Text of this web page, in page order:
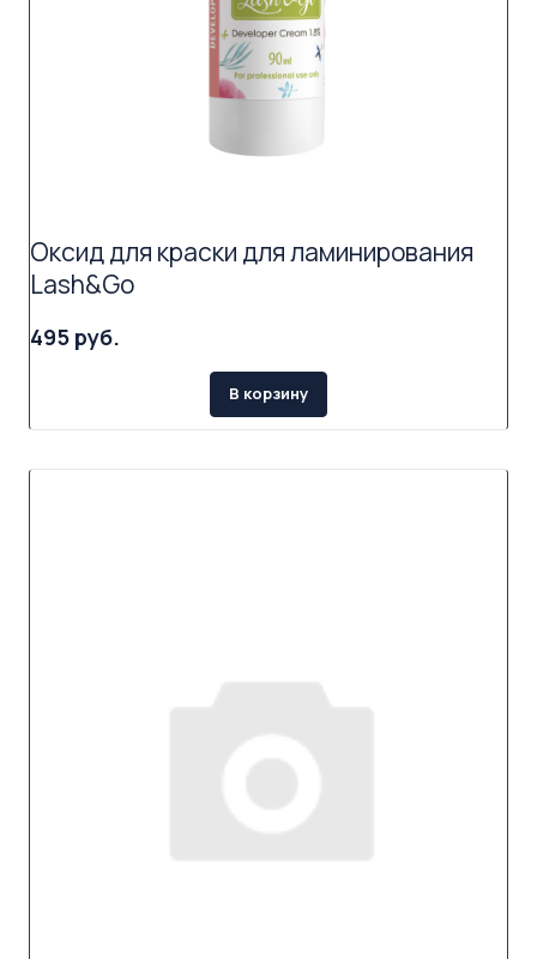
Оксид для краски для ламинирования
Lash&Go
495 руб.
В корзину